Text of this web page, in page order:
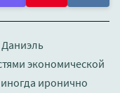
экономической
иронично